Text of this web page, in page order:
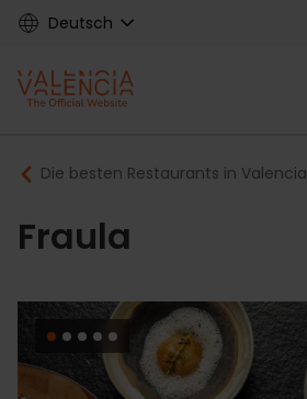
Skip
content
Deutsch
Main
navigation
Breadcrumb
Die besten Restaurants in Valencia
Fraula